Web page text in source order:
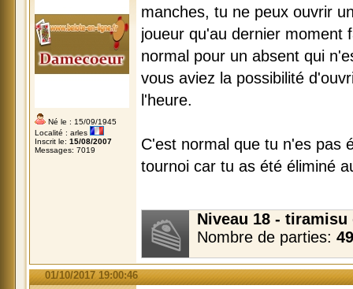
Né le : 15/09/1945
Localité : arles
Inscrit le: 15/08/2007
Messages: 7019
manches, tu ne peux ouvrir
joueur qu'au dernier moment
normal pour un absent qui
vous aviez la possibilité
l'heure.
C'est normal que tu n'es pas
tournoi car tu as été éliminé
Niveau 18 - tiramisu
Nombre de parties:
01/10/2017 19:00:46